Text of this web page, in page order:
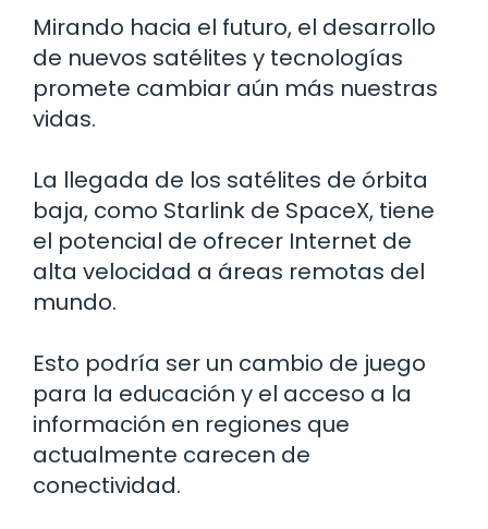
Mirando hacia el futuro, el desarrollo
de nuevos satélites y tecnologías
promete cambiar aún más nuestras
vidas.
La llegada de los satélites de órbita
baja, como Starlink de SpaceX, tiene
el potencial de ofrecer Internet de
alta velocidad a áreas remotas del
mundo.
Esto podría ser un cambio de juego
para la educación y el acceso a la
información en regiones que
actualmente carecen de
conectividad.